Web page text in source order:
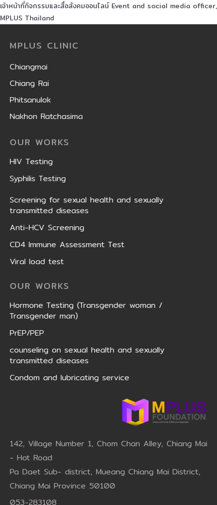
เจ้าหน้าที่กิจกรรมและสื่อสังคมออนไลน์ Event and social media officer,
MPLUS Thailand
MPLUS CLINIC
Chiangmai
Chiang Rai
Phitsanulok
Nakhon Ratchasima
OUR WORKS
HIV Testing
Syphilis Testing
Screening for sexual health and sexually
transmitted diseases
Anti-HCV Screening
CD4 Immune Assessment Test
Viral load test
OUR WORKS
Hormone Testing (Transgender woman /
Transgender man)
PrEP/PEP
counseling on sexual health and sexually
transmitted diseases
Condom and lubricating service
142, Village Number 1, Chom Chan Alley, Chiang Mai
- Hot Road
Pa Daet Sub- district, Mueang Chiang Mai District,
Chiang Mai Province 50100
053-283108